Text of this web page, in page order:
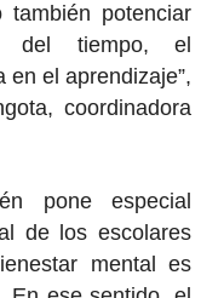
también potenciar
del tiempo, el
el aprendizaje”,
coordinadora
pone especial
de los escolares
mental es